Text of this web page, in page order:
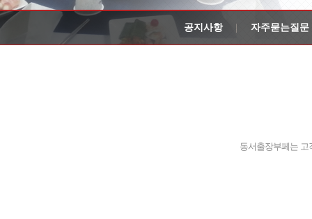
공지사항 자주묻는질문
동서출장부페는 고